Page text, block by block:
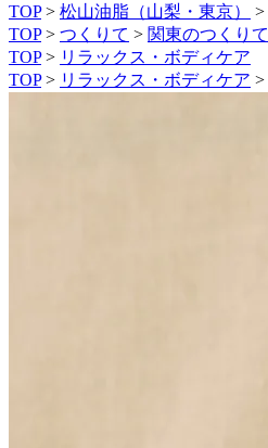
TOP> 松山油脂（山梨・東京） >
TOP > つくりて > 関東のつくりて
TOP > リラックス・ボディケア
TOP > リラックス・ボディケア >